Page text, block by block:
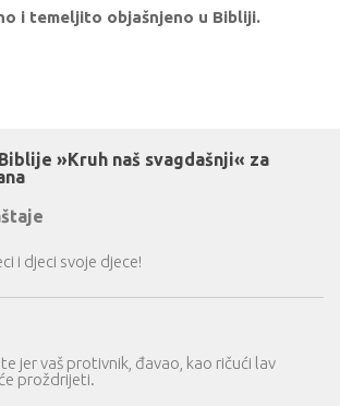
i temeljito objašnjeno u Bibliji.
»Kruh naš svagdašnji« za
i djeci svoje djece!
jer vaš protivnik, đavao, kao ričući lav
proždrijeti.